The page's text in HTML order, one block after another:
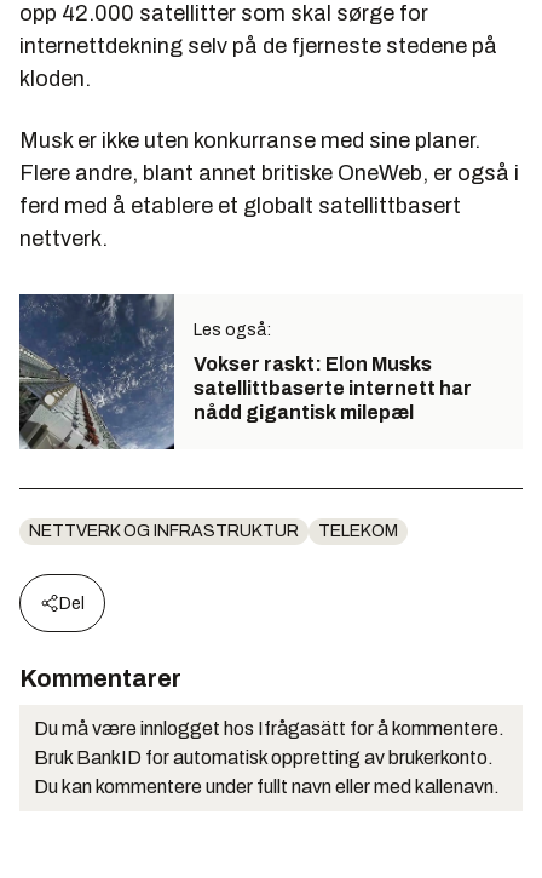
opp 42.000 satellitter som skal sørge for
internettdekning selv på de fjerneste stedene på
kloden.
Musk er ikke uten konkurranse med sine planer.
Flere andre, blant annet britiske OneWeb, er også i
ferd med å etablere et globalt satellittbasert
nettverk.
Les også:
Vokser raskt: Elon Musks
satellittbaserte internett har
nådd gigantisk milepæl
NETTVERK OG INFRASTRUKTUR TELEKOM
Del
Kommentarer
Du må være innlogget hos Ifrågasätt for å kommentere.
Bruk BankID for automatisk oppretting av brukerkonto.
Du kan kommentere under fullt navn eller med kallenavn.